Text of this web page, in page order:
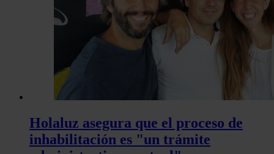
Holaluz asegura que el proceso de
inhabilitación es "un trámite